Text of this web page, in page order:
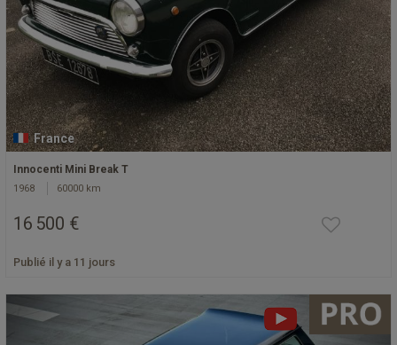
France
Innocenti Mini Break T
1968 60000 km
16 500 €
Publié il y a 11 jours